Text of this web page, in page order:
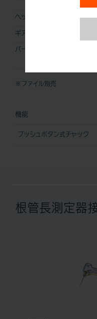
ヘッド
ギア比
バー
※ファイル別売
機能
プッシュボタン式チャック
根管長測定器